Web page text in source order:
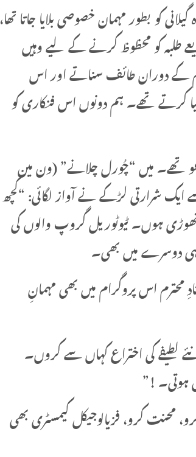
کو بطور مہمان خصوصی بلایا جاتا تھا،
طلبہ کو محظوظ کرنے کے لیے وہیں
کے دوران طائف سناتے اور اس
کرتے تھے۔ ہم دونوں اس فنکاری کو
تھے۔ میں “چُورل چلانے” (ون مین
ایک شرارتی لڑکے نے آواز لگائی: “کچھ
تھوڑی ہوں۔ ٹیوٹوریل گروپ والوں کی
دوسرے میں بھی۔
محترم اس پروگرام میں بھی مہمانِ
لطیفے کی اختراع کہاں سے کروں۔
ہوتی۔ !”
محنت کرو، فزیالوجیکل کیمسٹری بھی